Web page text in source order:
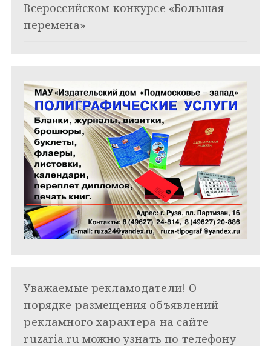
Всероссийском конкурсе «Большая
перемена»
Уважаемые рекламодатели! О
порядке размещения объявлений
рекламного характера на сайте
ruzaria.ru можно узнать по телефону